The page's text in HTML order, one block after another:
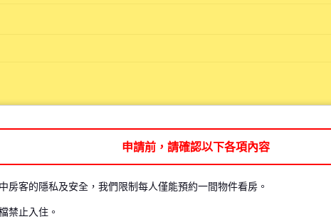
下，可能無法進入房間內參觀。在這種情況下，我們僅能帶您參觀共用空間，請見諒。
，請見諒。（包含現場看房及線上看房）
申請前，請確認以下各項內容
房客的隱私及安全，我們限制每人僅能預約一間物件看房。
禁止入住。